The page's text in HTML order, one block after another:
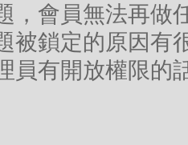
，會員無法再做
被鎖定的原因有
員有開放權限的